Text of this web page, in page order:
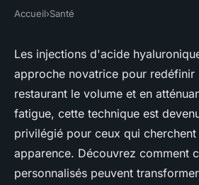
Injection d'acide
à Lyon : le secret
révélé
Romane•29 janvier 2025• 4 min de
Accueil›Santé
Les injections d'acide
approche novatrice pour redéfinir
restaurant le volume et en
fatigue, cette technique est
privilégié pour ceux qui
apparence. Découvrez comment
personnalisés peuvent